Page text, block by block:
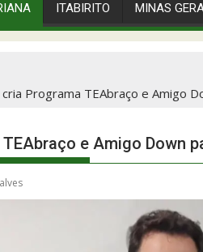
ITABIRITO MINAS
cria Programa TEAbraço e Amigo
e Amigo Down